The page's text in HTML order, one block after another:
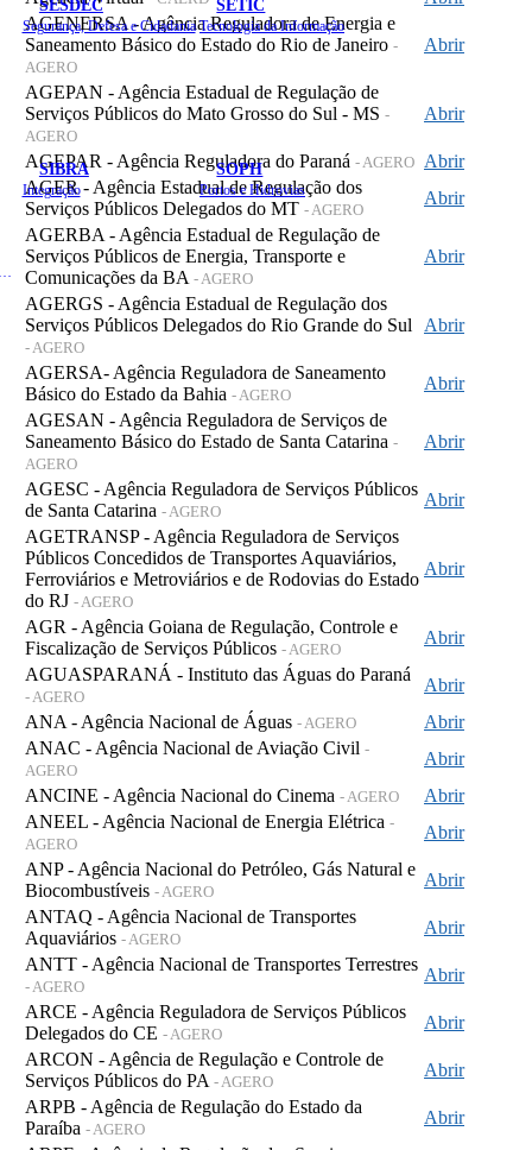
SESDEC
Segurança, Defesa e Cidadania
SETIC
Tecnologia da Informação
SIBRA
Integração
SOPH
Portos e Hidrovias
AGENERSA - Agência Reguladora de Energia e
Saneamento Básico do Estado do Rio de Janeiro -
AGERO
Abrir
AGEPAN - Agência Estadual de Regulação de
Serviços Públicos do Mato Grosso do Sul - MS -
AGERO
Abrir
AGEPAR - Agência Reguladora do Paraná - AGERO Abrir
AGER - Agência Estadual de Regulação dos
Serviços Públicos Delegados do MT - AGERO
Abrir
AGERBA - Agência Estadual de Regulação de
Serviços Públicos de Energia, Transporte e
Comunicações da BA - AGERO
Abrir
AGERGS - Agência Estadual de Regulação dos
Serviços Públicos Delegados do Rio Grande do Sul
- AGERO
Abrir
AGERSA- Agência Reguladora de Saneamento
Básico do Estado da Bahia - AGERO
Abrir
AGESAN - Agência Reguladora de Serviços de
Saneamento Básico do Estado de Santa Catarina -
AGERO
Abrir
AGESC - Agência Reguladora de Serviços Públicos
de Santa Catarina - AGERO
Abrir
AGETRANSP - Agência Reguladora de Serviços
Públicos Concedidos de Transportes Aquaviários,
Ferroviários e Metroviários e de Rodovias do Estado
do RJ - AGERO
Abrir
AGR - Agência Goiana de Regulação, Controle e
Fiscalização de Serviços Públicos - AGERO
Abrir
AGUASPARANÁ - Instituto das Águas do Paraná
- AGERO
Abrir
ANA - Agência Nacional de Águas - AGERO
Abrir
ANAC - Agência Nacional de Aviação Civil -
AGERO
Abrir
ANCINE - Agência Nacional do Cinema - AGERO
Abrir
ANEEL - Agência Nacional de Energia Elétrica -
AGERO
Abrir
ANP - Agência Nacional do Petróleo, Gás Natural e
Biocombustíveis - AGERO
Abrir
ANTAQ - Agência Nacional de Transportes
Aquaviários - AGERO
Abrir
ANTT - Agência Nacional de Transportes Terrestres
- AGERO
Abrir
ARCE - Agência Reguladora de Serviços Públicos
Delegados do CE - AGERO
Abrir
ARCON - Agência de Regulação e Controle de
Serviços Públicos do PA - AGERO
Abrir
ARPB - Agência de Regulação do Estado da
Paraíba - AGERO
Abrir